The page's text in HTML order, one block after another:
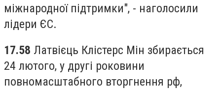
міжнародної підтримки", - наголосили
лідери ЄС.
17.58 Латвієць Клістерс Мін збирається
24 лютого, у другі роковини
повномасштабного вторгнення рф,